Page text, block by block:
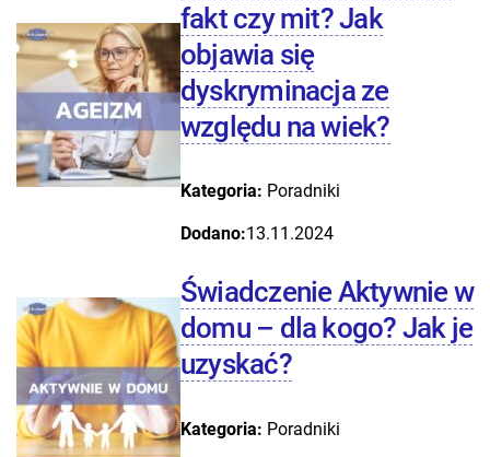
fakt czy mit? Jak
objawia się
dyskryminacja ze
względu na wiek?
Kategoria: Poradniki
Dodano:13.11.2024
Świadczenie Aktywnie w
domu – dla kogo? Jak je
uzyskać?
Kategoria: Poradniki